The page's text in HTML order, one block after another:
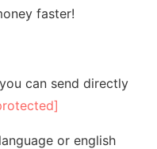
faster!
can send directly
or english